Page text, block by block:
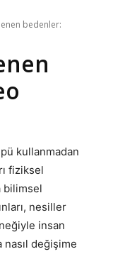
bedenler:
kullanmadan
fiziksel
bilimsel
nesiller
insan
nasıl değişime